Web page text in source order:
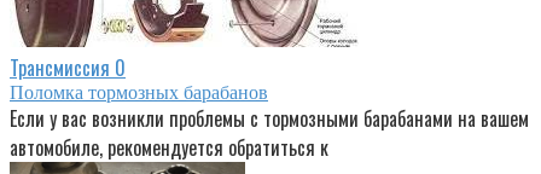
Трансмиссия 0
Поломка тормозных барабанов
Если у вас возникли проблемы с тормозными барабанами на вашем
автомобиле, рекомендуется обратиться к